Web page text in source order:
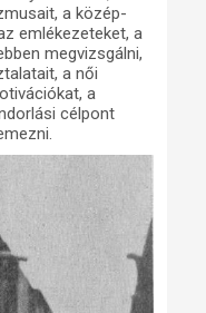
a közép-
emlékezeteket, a
megvizsgálni,
a női
a
célpont